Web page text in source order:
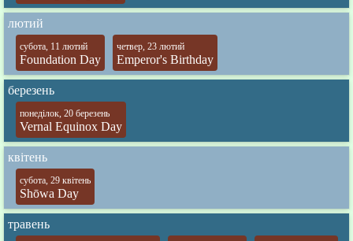
лютий
субота, 11 лютий
Foundation Day
четвер, 23 лютий
Emperor's Birthday
березень
понеділок, 20 березень
Vernal Equinox Day
квітень
субота, 29 квітень
Shōwa Day
травень